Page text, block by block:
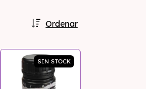
Ordenar
SIN STOCK